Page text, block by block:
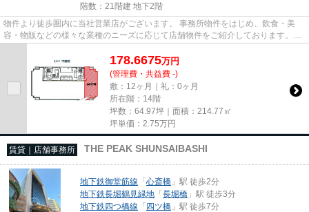
階数：21階建 地下2階
物件より徒歩圏内に当社営業店がございます。 事務所物件をはじめ、飲食・美
容・物販などの様々な業種のニーズに応じて店舗物件をご紹介しております。
尚、弊社ではおとり広告は一切...
178.6675万円
(管理費・共益費 -)
敷：12ヶ月｜礼：0ヶ月
所在階：14階
坪数：64.97坪｜面積：214.77㎡
坪単価： 2.75万円
賃貸｜店舗事務所 THE PEAK SHUNSAIBASHI
地下鉄御堂筋線 「心斎橋 」駅 徒歩2分
地下鉄長堀鶴見緑地 「長堀橋 」駅 徒歩3分
地下鉄四つ橋線 「四ツ橋 」駅 徒歩7分